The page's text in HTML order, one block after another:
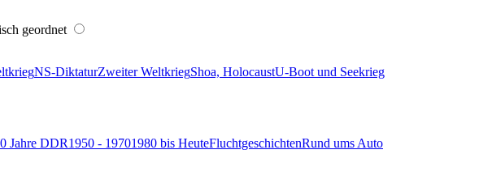
geordnet
NS-DiktaturZweiter WeltkriegShoa, HolocaustU-Boot und Seekrieg
Jahre DDR1950 - 19701980 bis HeuteFluchtgeschichtenRund ums Auto